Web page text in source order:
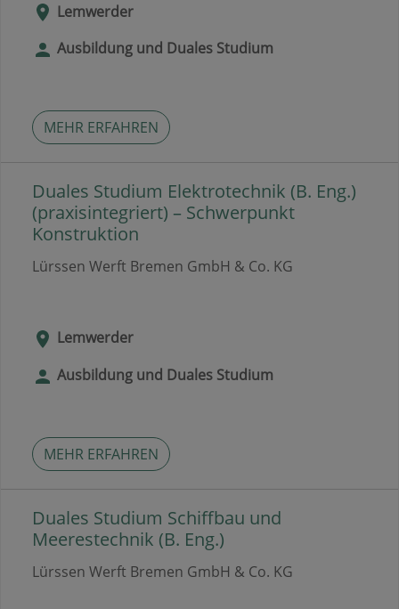
Lemwerder
Ausbildung und Duales Studium
MEHR ERFAHREN
Duales Studium Elektrotechnik (B. Eng.)
(praxisintegriert) – Schwerpunkt
Konstruktion
Lürssen Werft Bremen GmbH & Co. KG
Lemwerder
Ausbildung und Duales Studium
MEHR ERFAHREN
Duales Studium Schiffbau und
Meerestechnik (B. Eng.)
Lürssen Werft Bremen GmbH & Co. KG